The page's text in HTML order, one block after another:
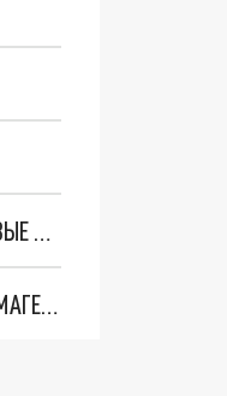
"ОЧЕНЬ ПЛОХИЕ НОВОСТИ": БОЛЬШАЯ ОШИБКА PALANTIR В РОССИИ. СТРАНЫ НАТО ВПЕРВЫЕ ЗА СВО ОСТАНОВИЛИ ПОСТАВКИ ОРУЖИЯ. ВСУ ТЕРЯЮТ ПРИГРАНИЧЬЕ?
ТРИ ГЛАВНЫХ ИНСАЙДА ОБ СВО. ОТМЕНА МОБИЛИЗАЦИИ И ВОЗВРАЩЕНИЕ "ГЕНЕРАЛА АРМАГЕДДОНА"? ОТЛИЧНЫЕ НОВОСТИ, КОТОРЫЕ ЖДАЛИ ВСЕ